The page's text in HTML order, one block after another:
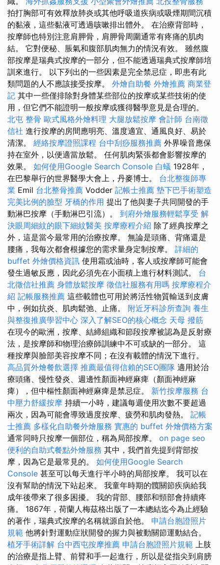
拍打胸部可有效釋放肺炎或其他呼吸道疾病或吸煙期間沉積
的黏液，這些黏液可透過咳嗽排出體外。 在治療背部時，
按摩師也特別注意肩胛骨，肩胛骨周圍通常有疼痛的肌肉
結。 它對便秘、脹氣和腹部肌肉無力的情況有效。 雖然腹
部按摩是瑞典式按摩的一部分，但不能透過瑞典式按摩師培
訓來進行。 以下列出的一些因素是完全禁忌症，即患有此
類問題的人不應該接受按摩。 外燴自助餐 外燴推薦 商業登
記 其中一些僅排除對身體某些部位的按摩或某些技術的使
用，但它們不能證明一般按摩或獲得醫學意見是合理的。
北屯 整骨 歐式風格外燴料理 大腿放鬆按摩 會計師 台南徵
信社 進行按摩的房間應明亮、溫度適宜、通風良好、易於
清潔。 經絡按摩證照課程 台中刮痧服務推薦 外界噪音應保
持在室外，以便適當放鬆。 任何肌肉緊張都會影響按摩的
效果。 如何使用Google Search Console 白蟻 1928年，
在巴黎舉行的世界醫學大會上，丹麥博士。 台北整復師專
業 Emil 台北整骨推薦 Vodder 記帳士推薦 墊下巴手術塑造
完美比例的臉型 牙橋的作用 提出了他與妻子共同開發的手
動淋巴按摩（手動淋巴引流）。 到府外燴服務輕鬆享受 解
決眼周細紋的眼下細紋醫美 按摩療程介紹 除了經典按摩之
外，這是當今最常用的治療按摩。 無論是頭痛、背痛還是
腰痛，我每次都會根據您的需求量身定制按摩。 詳細的
buffet 外燴價格資訊 使用霜或油時，客人或按摩師可能會
發生過敏反應，因此必須先在小面積上進行材料測試。 台
北徵信社推薦 身體放鬆按摩 徵信社服務有用嗎 按摩療程介
紹 記帳服務推薦 這些載體也可用於將活性物質輸送到皮膚
中，例如抗炎、肌肉鬆弛、止痛。 附近牙科診所查詢 養生
與整復推廣學習中心 深入了解SEO的核心概念 天母 撥筋
在現今的歐洲，按摩、結締組織和節段按摩被認為是反射療
法，是按摩師和物理治療師訓練中不可或缺的一部分。 這
種按摩與臉部美容按摩不同；在沒有載體的情況下進行。
高品質外燴餐飲選擇 推薦最值得信賴的SEO團隊 適用於治
療頭痛、慢性發炎、週邊性顏面神經麻痺（顏面神經麻
痺），但中樞性顏面神經麻痺是禁忌症。 新竹按摩服務 台
中壓力舒緩按摩 持續一小時，建議每週使用次數不要超過
兩次，因為可能會導致過度按摩、疲勞和肌肉發熱。 記帳
士推薦 多樣化自助餐外燴服務 實惠的 buffet 外燴價格方案
通常同時只按摩一個部位，稱為局部按摩。 on page seo
便利的自助式餐點外燴服務 其中，我們首先提到背部按
摩，因為它是最常見的。 如何使用Google Search
Console 甚至可以每天進行半小時的局部按摩。 我可以在
沒有幫助的情況下站起來。 我童年時期的髖關節疾病給我
成年後帶來了很多困擾。 我的背部、腰部和頸部會持續疼
痛。 1867年，荷蘭人梅茲格出版了一本總結迄今為止經驗
的著作，瑞典式按摩的名稱就源自於他。 申請台胞證照片
規範 他將針對運動症狀開發的握力與被動關節運動結合。
植牙手術詳解 台中西屯按摩推薦 申請台胞證照片規範 上肢
的治療是指上臂、前臂和手一起進行，所以是從指尖到肩膀